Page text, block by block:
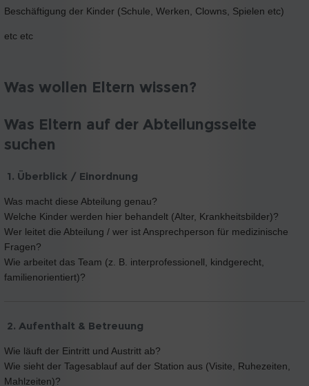
Beschäftigung der Kinder (Schule, Werken, Clowns, Spielen etc)
etc etc
Was wollen Eltern wissen?
Was Eltern auf der Abteilungsseite
suchen
1. Überblick / Einordnung
Was macht diese Abteilung genau?
Welche Kinder werden hier behandelt (Alter, Krankheitsbilder)?
Wer leitet die Abteilung / wer ist Ansprechperson für medizinische
Fragen?
Wie arbeitet das Team (z. B. interprofessionell, kindgerecht,
familienorientiert)?
2. Aufenthalt & Betreuung
Wie läuft der Eintritt und Austritt ab?
Wie sieht der Tagesablauf auf der Station aus (Visite, Ruhezeiten,
Mahlzeiten)?